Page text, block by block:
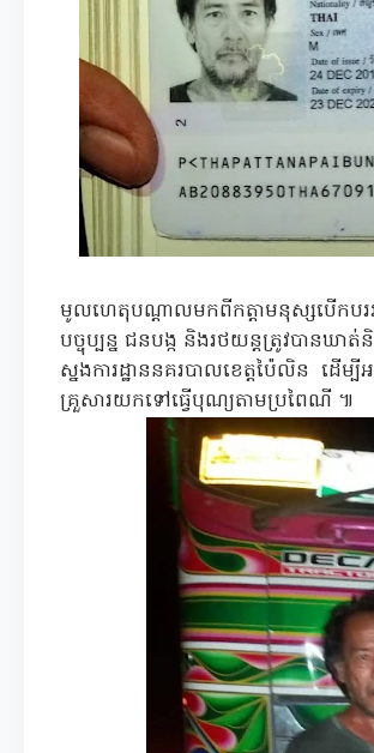
មូលហេតុបណ្ដាលមកពីកត្តាមនុស្សបើក
បច្ចុប្បន្ន ជនបង្ក និងរថយន្តត្រូវបាន
ស្នងការដ្ឋាននគរបាលខេត្តប៉ៃលិន ដើម្
គ្រួសារយកទៅធ្វើបុណ្យតាមប្រពៃណី ៕